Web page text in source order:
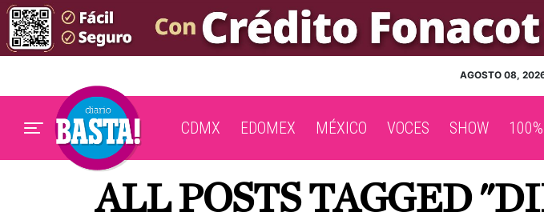
AGOSTO 08,
CDMX EDOMEX MÉXICO VOCES SHOW
ALL POSTS TAGGED